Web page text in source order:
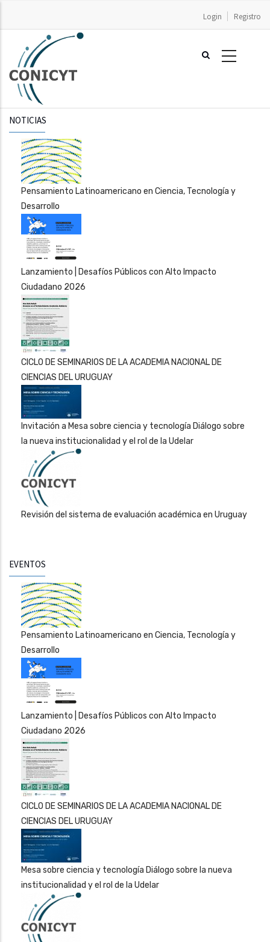
principal
Login Registro
NOTICIAS
Pensamiento Latinoamericano en Ciencia, Tecnología y
Desarrollo
Lanzamiento | Desafíos Públicos con Alto Impacto
Ciudadano 2026
CICLO DE SEMINARIOS DE LA ACADEMIA NACIONAL DE
CIENCIAS DEL URUGUAY
Invitación a Mesa sobre ciencia y tecnología Diálogo sobre
la nueva institucionalidad y el rol de la Udelar
Revisión del sistema de evaluación académica en Uruguay
EVENTOS
Pensamiento Latinoamericano en Ciencia, Tecnología y
Desarrollo
Lanzamiento | Desafíos Públicos con Alto Impacto
Ciudadano 2026
CICLO DE SEMINARIOS DE LA ACADEMIA NACIONAL DE
CIENCIAS DEL URUGUAY
Mesa sobre ciencia y tecnología Diálogo sobre la nueva
institucionalidad y el rol de la Udelar